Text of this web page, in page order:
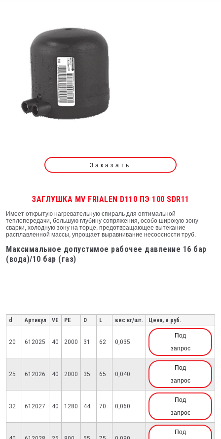
Заказать
ЗАГЛУШКА MV FRIALEN D110 ПЭ 100 SDR11
Имеет открытую нагревательную спираль для оптимальной
теплопередачи, большую глубину сопряжения, особо широкую зону
сварки, холодную зону на торце, предотвращающее вытекание
расплавленной массы, упрощает выравнивание несоосности труб.
Максимальное допустимое рабочее давление 16 бар
(вода)/10 бар (газ)
d Артикул VE PE D L вес кг/шт. Цена, в руб.
20 612025 40 2000 31 62 0,035
Под
запрос
25 612026 40 2000 35 65 0,040
Под
запрос
32 612027 40 1280 44 70 0,060
Под
запрос
Под